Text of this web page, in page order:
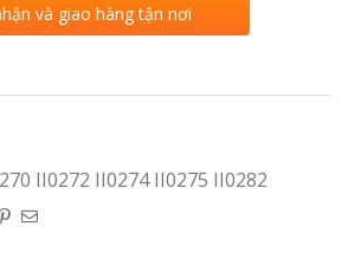
và giao hàng tận nơi
II0272 II0274 II0275 II0282